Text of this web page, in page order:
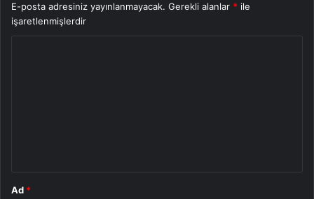
E-posta adresiniz yayınlanmayacak. Gerekli alanlar * ile
işaretlenmişlerdir
Ad *